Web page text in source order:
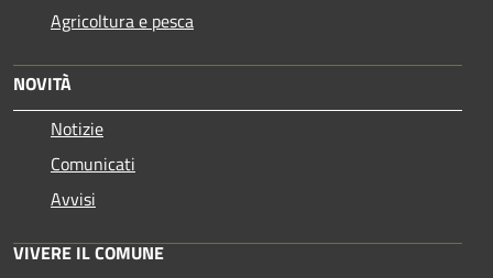
Agricoltura e pesca
NOVITÀ
Notizie
Comunicati
Avvisi
VIVERE IL COMUNE